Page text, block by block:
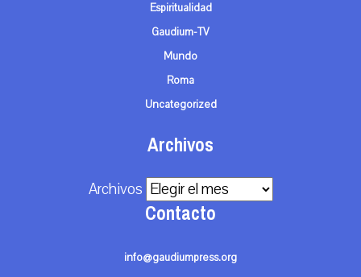
Espiritualidad
Gaudium-TV
Mundo
Roma
Uncategorized
Archivos
Archivos
Contacto
info@gaudiumpress.org